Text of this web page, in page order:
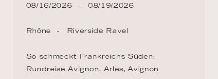
08/16/2026 08/19/2026
Rhône Riverside Ravel
So schmeckt Frankreichs Süden:
Rundreise Avignon, Arles, Avignon